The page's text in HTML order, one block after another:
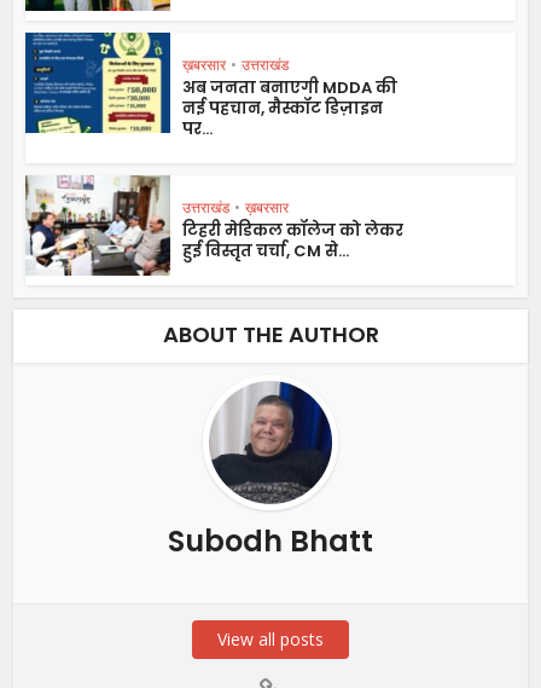
ख़बरसार • उत्तराखंड
अब जनता बनाएगी MDDA की
नई पहचान, मैस्कॉट डिज़ाइन
पर...
उत्तराखंड • ख़बरसार
टिहरी मेडिकल कॉलेज को लेकर
हुई विस्तृत चर्चा, CM से...
ABOUT THE AUTHOR
Subodh Bhatt
View all posts